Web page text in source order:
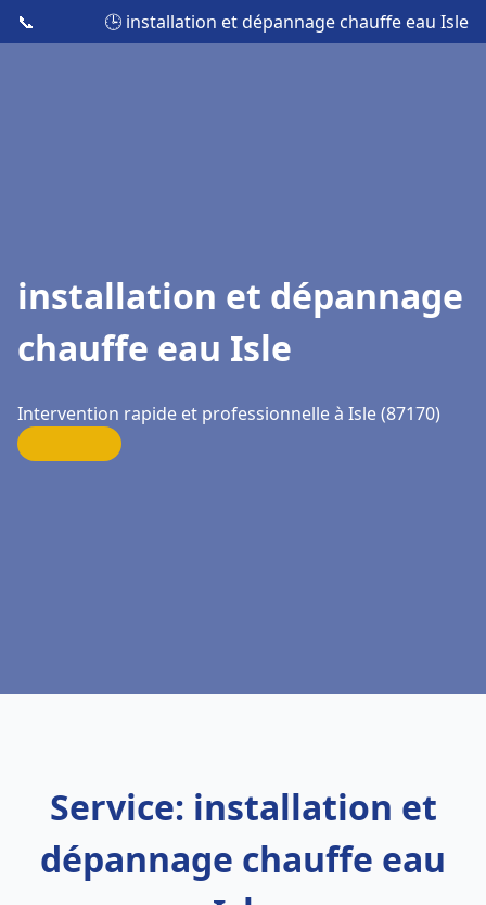
📞 🕒 installation et dépannage chauffe eau Isle
installation et dépannage
chauffe eau Isle
Intervention rapide et professionnelle à Isle (87170)
Service: installation et
dépannage chauffe eau